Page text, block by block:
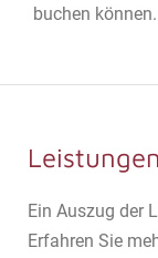
buchen können.
Leistungen
Ein Auszug der
Erfahren Sie